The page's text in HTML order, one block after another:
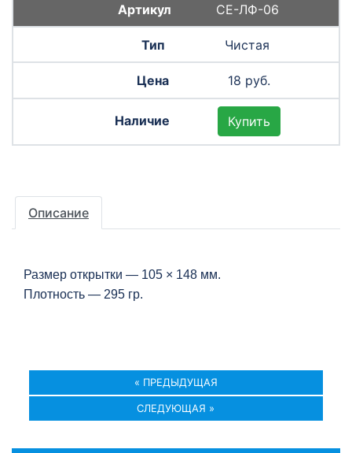
СЕ-ЛФ-06
Чистая
18 руб.
Купить
Описание
Размер открытки — 105 × 148 мм.
Плотность — 295 гр.
« ПРЕДЫДУЩАЯ
СЛЕДУЮЩАЯ »